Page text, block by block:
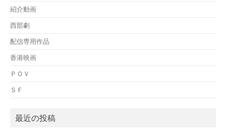
紹介動画
西部劇
配信専用作品
香港映画
ＰＯＶ
ＳＦ
最近の投稿